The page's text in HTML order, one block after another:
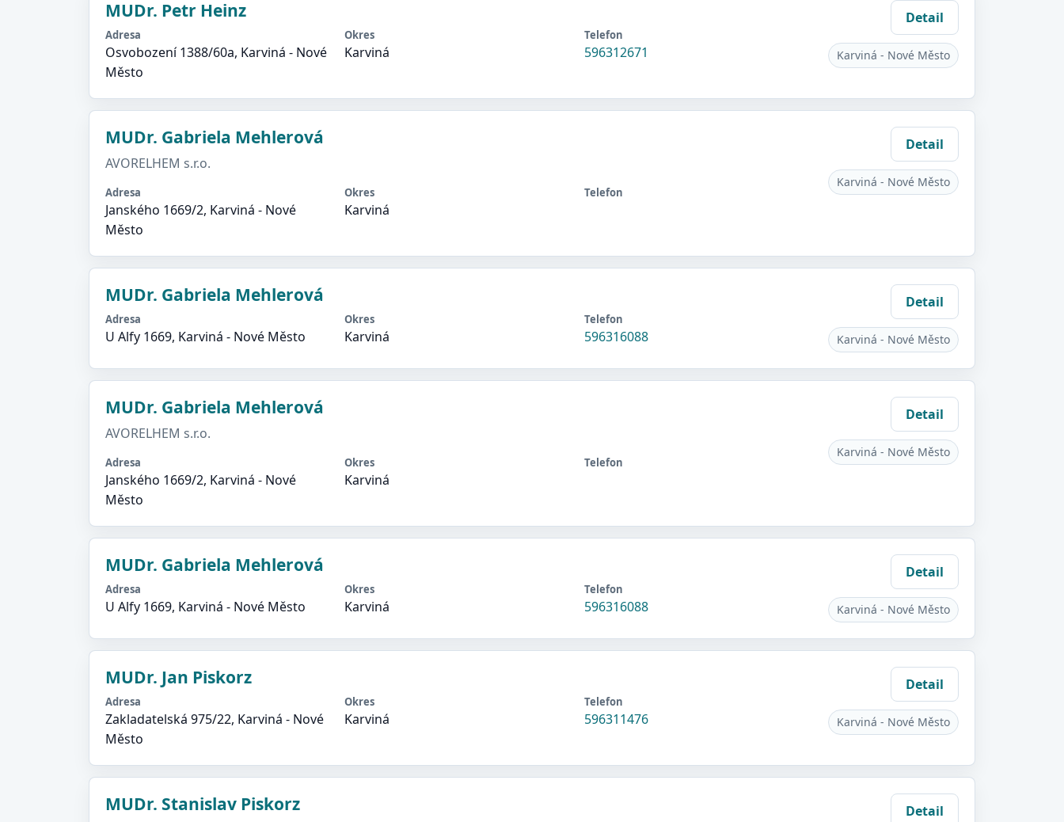
MUDr. Petr Heinz
Adresa
Osvobození 1388/60a, Karviná - Nové
Město
Okres
Karviná
Telefon
596312671
Detail
Karviná - Nové Město
MUDr. Gabriela Mehlerová
AVORELHEM s.r.o.
Adresa
Janského 1669/2, Karviná - Nové
Město
Okres
Karviná
Telefon
Detail
Karviná - Nové Město
MUDr. Gabriela Mehlerová
Adresa
U Alfy 1669, Karviná - Nové Město
Okres
Karviná
Telefon
596316088
Detail
Karviná - Nové Město
MUDr. Gabriela Mehlerová
AVORELHEM s.r.o.
Adresa
Janského 1669/2, Karviná - Nové
Město
Okres
Karviná
Telefon
Detail
Karviná - Nové Město
MUDr. Gabriela Mehlerová
Adresa
U Alfy 1669, Karviná - Nové Město
Okres
Karviná
Telefon
596316088
Detail
Karviná - Nové Město
MUDr. Jan Piskorz
Adresa
Zakladatelská 975/22, Karviná - Nové
Město
Okres
Karviná
Telefon
596311476
Detail
Karviná - Nové Město
MUDr. Stanislav Piskorz Detail